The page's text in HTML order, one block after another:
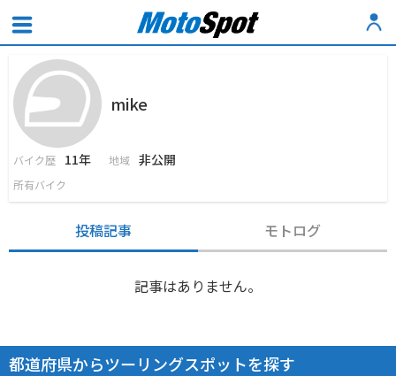
mike
バイク歴 11年 地域 非公開
所有バイク
投稿記事 モトログ
記事はありません。
都道府県からツーリングスポットを探す